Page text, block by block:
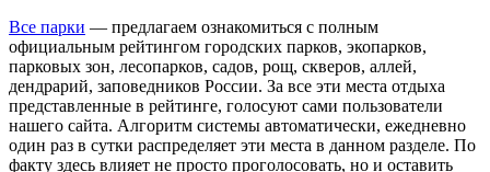
Все парки — предлагаем ознакомиться с полным
официальным рейтингом городских парков, экопарков,
парковых зон, лесопарков, садов, рощ, скверов, аллей,
дендрарий, заповедников России. За все эти места отдыха
представленные в рейтинге, голосуют сами пользователи
нашего сайта. Алгоритм системы автоматически, ежедневно
один раз в сутки распределяет эти места в данном разделе. По
факту здесь влияет не просто проголосовать, но и оставить